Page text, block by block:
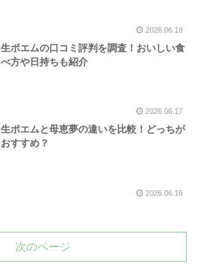
2026.06.18
生ポエムの口コミ評判を調査！おいしい食
べ方や日持ちも紹介
2026.06.17
生ポエムと母恵夢の違いを比較！どっちが
おすすめ？
2026.06.16
次のページ